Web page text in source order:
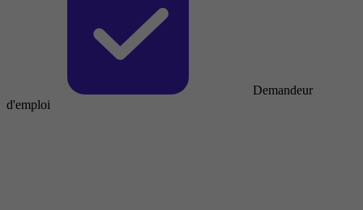
Demandeur
d'emploi